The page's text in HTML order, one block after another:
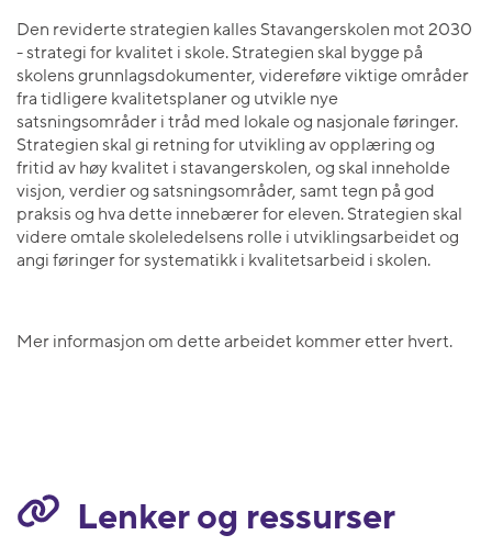
Den reviderte strategien kalles Stavangerskolen mot 2030
- strategi for kvalitet i skole. Strategien skal bygge på
skolens grunnlagsdokumenter, videreføre viktige områder
fra tidligere kvalitetsplaner og utvikle nye
satsningsområder i tråd med lokale og nasjonale føringer.
Strategien skal gi retning for utvikling av opplæring og
fritid av høy kvalitet i stavangerskolen, og skal inneholde
visjon, verdier og satsningsområder, samt tegn på god
praksis og hva dette innebærer for eleven. Strategien skal
videre omtale skoleledelsens rolle i utviklingsarbeidet og
angi føringer for systematikk i kvalitetsarbeid i skolen.
Mer informasjon om dette arbeidet kommer etter hvert.
Lenker og ressurser